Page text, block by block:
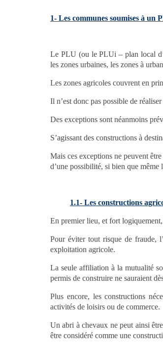
1- Les communes soumises à un
Le PLU (ou le PLUi – plan local
les zones urbaines, les zones à
Les zones agricoles couvrent en
Il n’est donc pas possible de
Des exceptions sont néanmoins
S’agissant des constructions à
Mais ces exceptions ne peuvent
d’une possibilité, si bien que
1.1- Les constructions
En premier lieu, et fort
Pour éviter tout risque de fraude,
exploitation agricole.
La seule affiliation à la mutualité
permis de construire ne sauraient
Plus encore, les constructions
activités de loisirs ou de commerce.
Un abri à chevaux ne peut ainsi
être considéré comme une